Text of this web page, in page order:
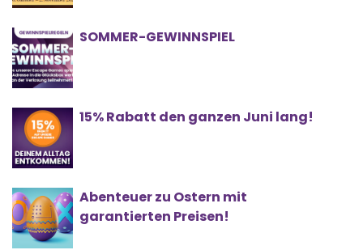
SOMMER-GEWINNSPIEL
15% Rabatt den ganzen Juni lang!
Abenteuer zu Ostern mit
garantierten Preisen!